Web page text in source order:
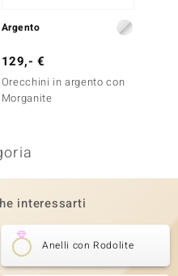
Argento
129,- €
Orecchini in argento con
Morganite
interessarti
Anelli con Rodolite